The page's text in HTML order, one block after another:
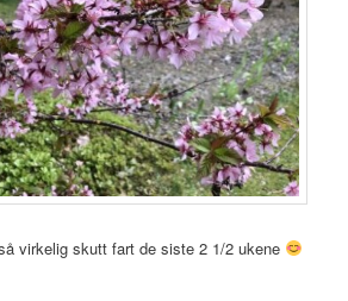
virkelig skutt fart de siste 2 1/2 ukene